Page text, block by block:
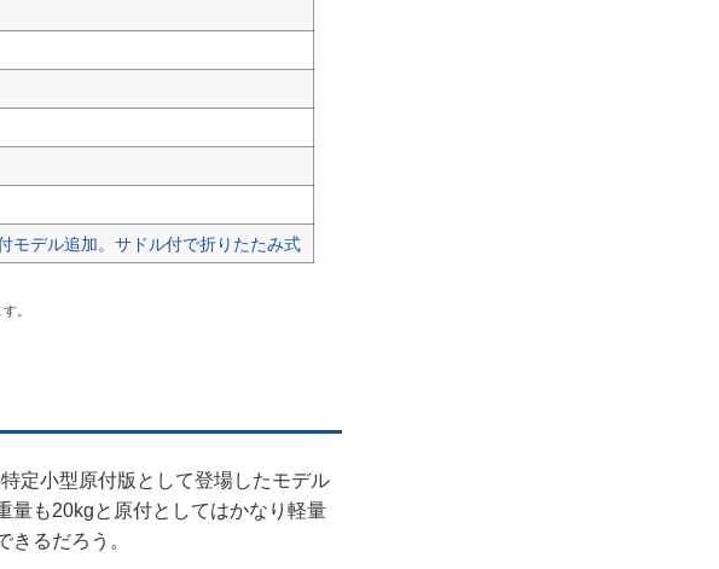
モデル追加。サドル付で折りたたみ式
。
定小型原付版として登場したモデル
量も20kgと原付としてはかなり軽量
るだろう。